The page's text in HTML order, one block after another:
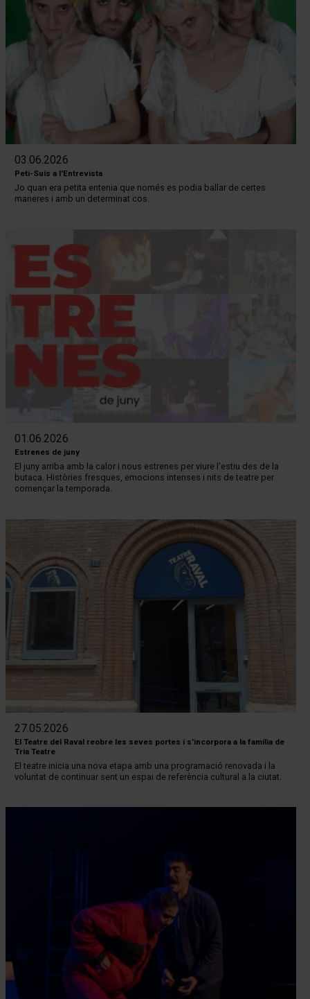
03.06.2026
Peti-Suís a l'Entrevista
Jo quan era petita entenia que només es podia ballar de certes
maneres i amb un determinat cos.
01.06.2026
Estrenes de juny
El juny arriba amb la calor i nous estrenes per viure l’estiu des de la
butaca. Històries fresques, emocions intenses i nits de teatre per
començar la temporada.
27.05.2026
El Teatre del Raval reobre les seves portes i s’incorpora a la família de
Tria Teatre
El teatre inicia una nova etapa amb una programació renovada i la
voluntat de continuar sent un espai de referència cultural a la ciutat.